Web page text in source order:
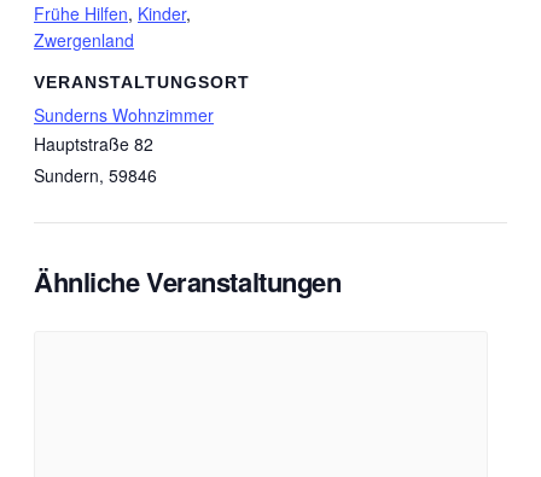
Frühe Hilfen, Kinder,
Zwergenland
VERANSTALTUNGSORT
Sunderns Wohnzimmer
Hauptstraße 82
Sundern, 59846
Ähnliche Veranstaltungen